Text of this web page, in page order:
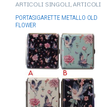
ARTICOLI SINGOLI,ARTICOLI
FUMATORE,VARI,ACCESSORI
PER FUMATORI,PORTA
PACCHETTO/PORTA
SIGARETTE
PORTASIGARETTE METALLO OLD
FLOWER